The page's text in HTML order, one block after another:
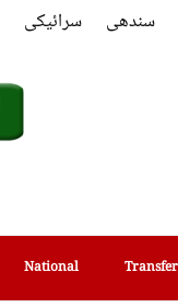
National
سرائیکی سندھی